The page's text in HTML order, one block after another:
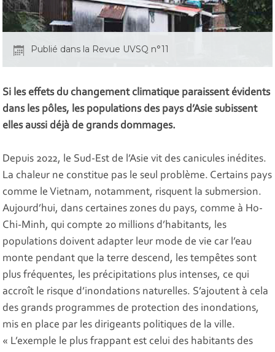
Publié dans la Revue UVSQ n°11
Si les effets du changement climatique paraissent évidents
dans les pôles, les populations des pays d’Asie subissent
elles aussi déjà de grands dommages.
Depuis 2022, le Sud-Est de l’Asie vit des canicules inédites.
La chaleur ne constitue pas le seul problème. Certains pays
comme le Vietnam, notamment, risquent la submersion.
Aujourd’hui, dans certaines zones du pays, comme à Ho-
Chi-Minh, qui compte 20 millions d’habitants, les
populations doivent adapter leur mode de vie car l’eau
monte pendant que la terre descend, les tempêtes sont
plus fréquentes, les précipitations plus intenses, ce qui
accroît le risque d’inondations naturelles. S’ajoutent à cela
des grands programmes de protection des inondations,
mis en place par les dirigeants politiques de la ville.
« L’exemple le plus frappant est celui des habitants des